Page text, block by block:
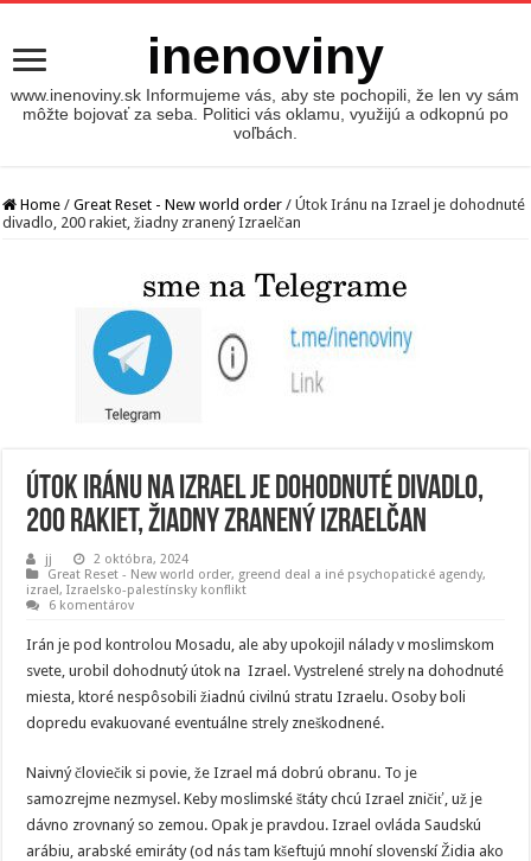
inenoviny
www.inenoviny.sk Informujeme vás, aby ste pochopili, že len vy sám
môžte bojovať za seba. Politici vás oklamu, využijú a odkopnú po
voľbách.
Home / Great Reset - New world order / Útok Iránu na Izrael je dohodnuté
divadlo, 200 rakiet, žiadny zranený Izraelčan
Útok Iránu na Izrael je dohodnuté divadlo,
200 rakiet, žiadny zranený Izraelčan
jj
2 októbra, 2024
Great Reset - New world order, greend deal a iné psychopatické agendy,
izrael,Izraelsko-palestínsky konflikt
6 komentárov
Irán je pod kontrolou Mosadu, ale aby upokojil nálady v moslimskom
svete, urobil dohodnutý útok na Izrael. Vystrelené strely na dohodnuté
miesta, ktoré nespôsobili žiadnú civilnú stratu Izraelu. Osoby boli
dopredu evakuované eventuálne strely zneškodnené.
Naivný človiečik si povie, že Izrael má dobrú obranu. To je
samozrejme nezmysel. Keby moslimské štáty chcú Izrael zničiť, už je
dávno zrovnaný so zemou. Opak je pravdou. Izrael ovláda Saudskú
arábiu, arabské emiráty (od nás tam kšeftujú mnohí slovenskí Židia ako